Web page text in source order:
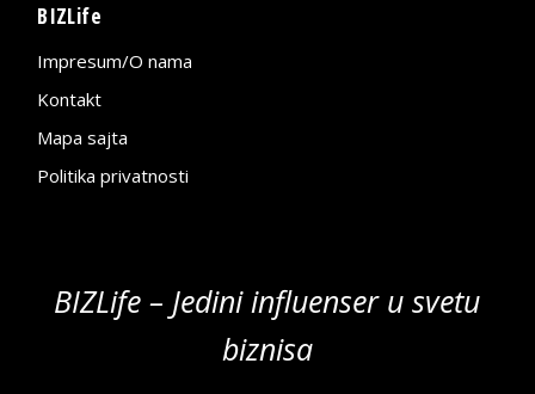
BIZLife
Impresum/O nama
Kontakt
Mapa sajta
Politika privatnosti
BIZLife – Jedini influenser u svetu
biznisa